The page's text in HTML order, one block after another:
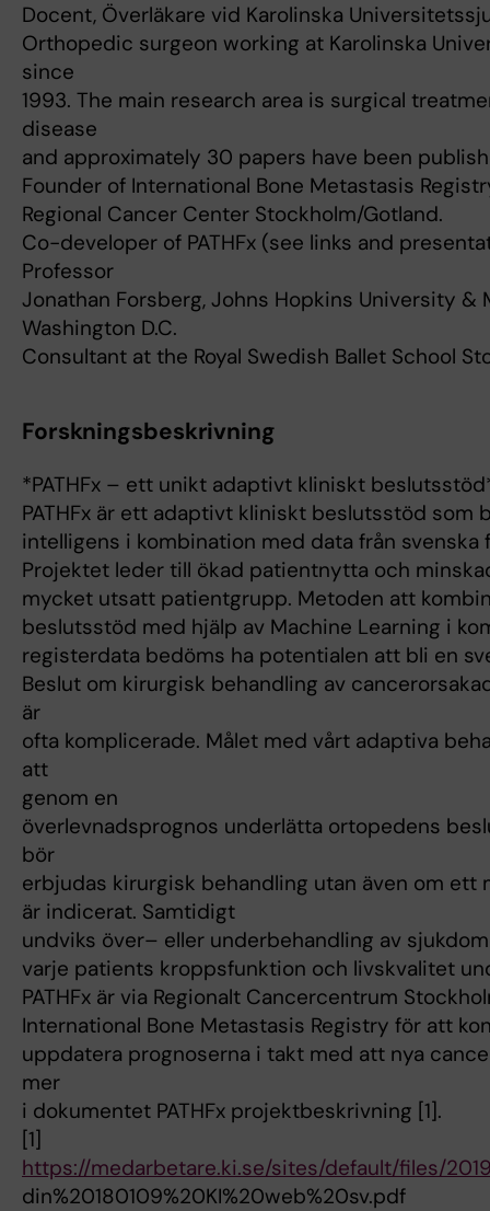
Docent, Överläkare vid Karolinska
Orthopedic surgeon working at Karolinska
since
1993. The main research area is surgical
disease
and approximately 30 papers have been
Founder of International Bone Metastasis
Regional Cancer Center Stockholm/Gotland.
Co-developer of PATHFx (see links and
Professor
Jonathan Forsberg, Johns Hopkins University &
Washington D.C.
Consultant at the Royal Swedish Ballet School
Forskningsbeskrivning
*PATHFx – ett unikt adaptivt kliniskt
PATHFx är ett adaptivt kliniskt beslutsstöd som
intelligens i kombination med data från svenska
Projektet leder till ökad patientnytta och
mycket utsatt patientgrupp. Metoden att
beslutsstöd med hjälp av Machine Learning i
registerdata bedöms ha potentialen att bli en
Beslut om kirurgisk behandling av
är
ofta komplicerade. Målet med vårt adaptiva
att
genom en
överlevnadsprognos underlätta ortopedens
bör
erbjudas kirurgisk behandling utan även om ett
är indicerat. Samtidigt
undviks över– eller underbehandling av
varje patients kroppsfunktion och livskvalitet
PATHFx är via Regionalt Cancercentrum
International Bone Metastasis Registry för att
uppdatera prognoserna i takt med att nya
mer
i dokumentet PATHFx projektbeskrivning [1].
[1]
https://medarbetare.ki.se/sites/default/files/
din%20180109%20KI%20web%20sv.pdf